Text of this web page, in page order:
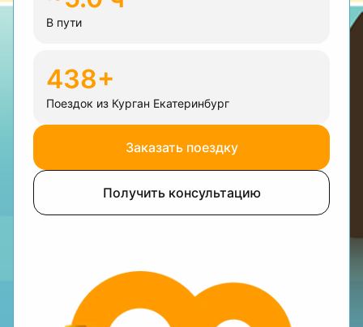
В пути
438+
Поездок из Курган Екатеринбург
Заказать поездку
Получить консультацию